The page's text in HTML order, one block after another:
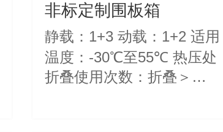
非标定制围板箱
静载：1+3 动载：1+2 适用
温度：-30℃至55℃ 热压处
折叠使用次数：折叠＞